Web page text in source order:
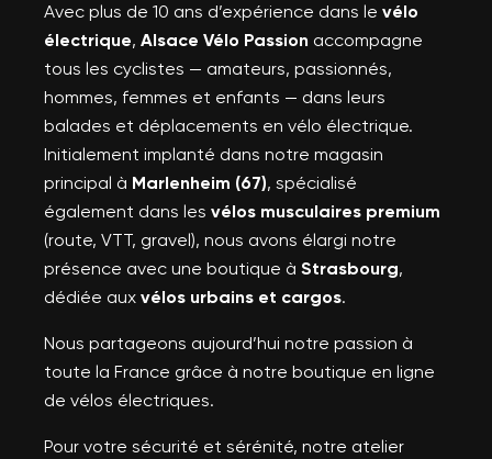
Avec plus de 10 ans d’expérience dans le vélo
électrique, Alsace Vélo Passion accompagne
tous les cyclistes — amateurs, passionnés,
hommes, femmes et enfants — dans leurs
balades et déplacements en vélo électrique.
Initialement implanté dans notre magasin
principal à Marlenheim (67), spécialisé
également dans les vélos musculaires premium
(route, VTT, gravel), nous avons élargi notre
présence avec une boutique à Strasbourg,
dédiée aux vélos urbains et cargos.
Nous partageons aujourd’hui notre passion à
toute la France grâce à notre boutique en ligne
de vélos électriques.
Pour votre sécurité et sérénité, notre atelier